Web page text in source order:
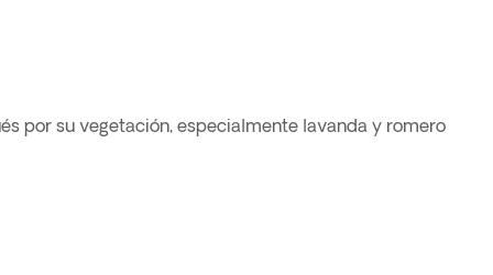
por su vegetación, especialmente lavanda y romero